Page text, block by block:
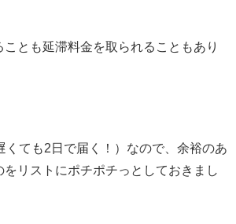
とも延滞料金を取られることもあり
くても2日で届く！）なので、余裕のあ
をリストにポチポチっとしておきまし